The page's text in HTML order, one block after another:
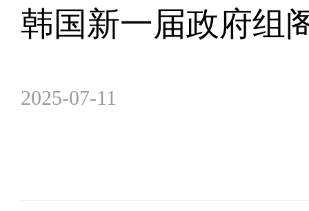
韩国新一届政府组
2025-07-11